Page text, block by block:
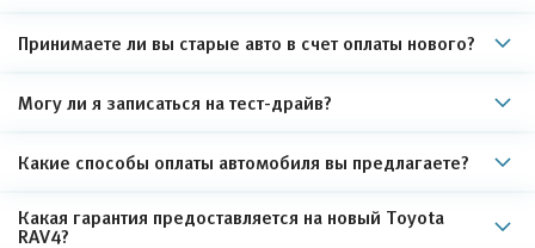
Принимаете ли вы старые авто в счет оплаты нового?
Могу ли я записаться на тест-драйв?
Какие способы оплаты автомобиля вы предлагаете?
Какая гарантия предоставляется на новый Toyota
RAV4?